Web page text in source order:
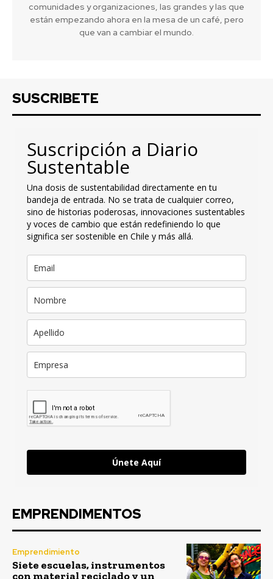
comunidades y organizaciones, las grandes y las que
están empezando ahora en la mesa de un café, pero
que van a cambiar el mundo.
SUSCRIBETE
Suscripción a Diario
Sustentable
Una dosis de sustentabilidad directamente en tu
bandeja de entrada. No se trata de cualquier correo,
sino de historias poderosas, innovaciones sustentables
y voces de cambio que están redefiniendo lo que
significa ser sostenible en Chile y más allá.
Únete Aquí
EMPRENDIMENTOS
Emprendimiento
Siete escuelas, instrumentos
con material reciclado y un